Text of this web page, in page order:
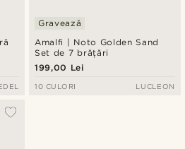
Amalfi | Noto Golden Sand
Set de 7 brățări
Gravează
199,00 Lei
10 CULORI LUCLEON